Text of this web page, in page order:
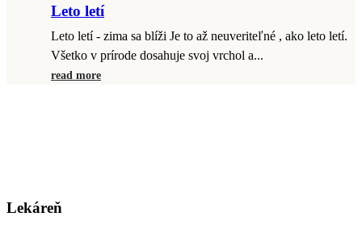
Leto letí
Leto letí - zima sa blíži Je to až neuveriteľné , ako leto letí.
Všetko v prírode dosahuje svoj vrchol a...
read more
Lekáreň